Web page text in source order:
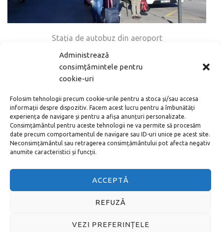
Administrează
consimțămintele pentru
cookie-uri
Folosim tehnologii precum cookie-urile pentru a stoca și/sau accesa
informații despre dispozitiv. Facem acest lucru pentru a îmbunătăți
experiența de navigare și pentru a afișa anunțuri personalizate.
Consimțământul pentru aceste tehnologii ne va permite să procesăm
date precum comportamentul de navigare sau ID-uri unice pe acest site.
Neconsimțământul sau retragerea consimțământului pot afecta negativ
anumite caracteristici și funcții.
ACCEPTĂ
REFUZĂ
VEZI PREFERINȚELE
Stația de autobuz din aeroport
Autobuzul trece prin gară, spre piața Generalul Torrijos
(Plaza del General Torrijos), care este aproape de port,